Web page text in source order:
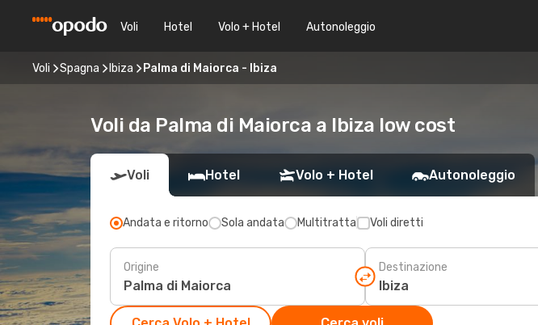
Voli Hotel Volo + Hotel Autonoleggio
Voli Spagna Ibiza Palma di Maiorca - Ibiza
Voli da Palma di Maiorca a Ibiza low cost
Voli Hotel Volo + Hotel Autonoleggio
Andata e ritorno Sola andata Multitratta Voli diretti
Origine Destinazione